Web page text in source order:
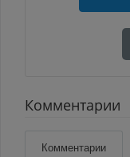
Комментарии
Комментарии